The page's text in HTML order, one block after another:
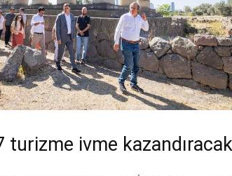
turizme ivme kazandıracak